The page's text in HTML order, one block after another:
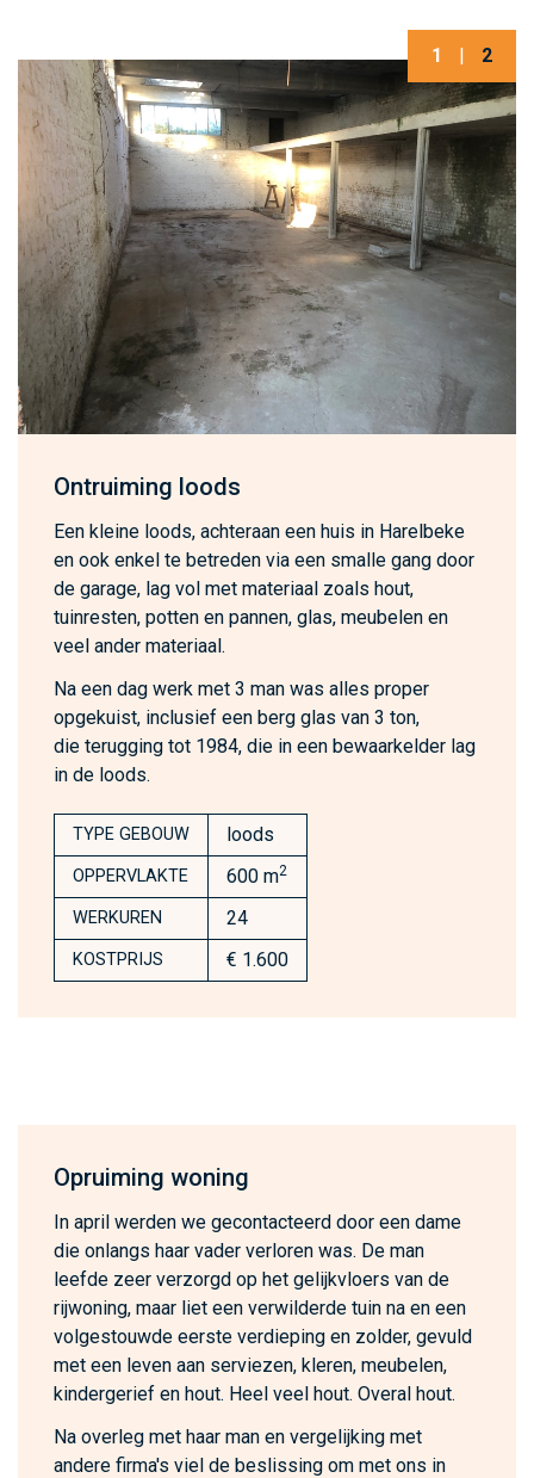
1 2
Ontruiming loods
Een kleine loods, achteraan een huis in Harelbeke
en ook enkel te betreden via een smalle gang door
de garage, lag vol met materiaal zoals hout,
tuinresten, potten en pannen, glas, meubelen en
veel ander materiaal.
Na een dag werk met 3 man was alles proper
opgekuist, inclusief een berg glas van 3 ton,
die terugging tot 1984, die in een bewaarkelder lag
in de loods.
TYPE GEBOUW loods
OPPERVLAKTE 600 m2
WERKUREN 24
KOSTPRIJS € 1.600
Opruiming woning
In april werden we gecontacteerd door een dame
die onlangs haar vader verloren was. De man
leefde zeer verzorgd op het gelijkvloers van de
rijwoning, maar liet een verwilderde tuin na en een
volgestouwde eerste verdieping en zolder, gevuld
met een leven aan serviezen, kleren, meubelen,
kindergerief en hout. Heel veel hout. Overal hout.
Na overleg met haar man en vergelijking met
andere firma's viel de beslissing om met ons in